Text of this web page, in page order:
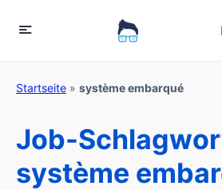
Startseite » système embarqué
Job-
système